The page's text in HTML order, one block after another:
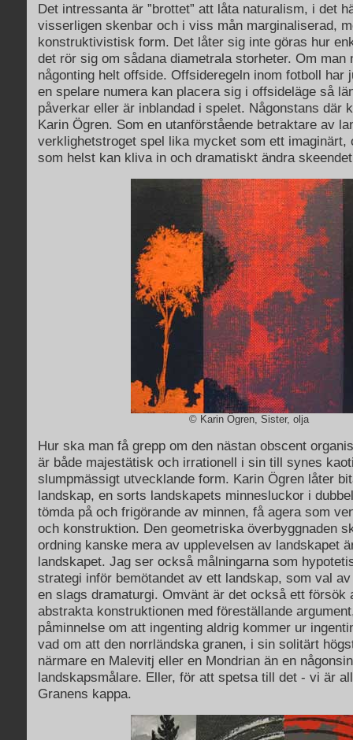
Det intressanta är ”brottet” att låta naturalism, i det
visserligen skenbar och i viss mån marginaliserad,
konstruktivistisk form. Det låter sig inte göras hur
det rör sig om sådana diametrala storheter. Om man
någonting helt offside. Offsideregeln inom fotboll har
en spelare numera kan placera sig i offsideläge så
påverkar eller är inblandad i spelet. Någonstans där
Karin Ögren. Som en utanförstående betraktare av
verklighetstroget spel lika mycket som ett imaginärt,
som helst kan kliva in och dramatiskt ändra
© Karin Ögren, Sister, olja
Hur ska man få grepp om den nästan obscent
är både majestätisk och irrationell i sin till synes
slumpmässigt utvecklande form. Karin Ögren låter
landskap, en sorts landskapets minnesluckor i
tömda på och frigörande av minnen, få agera som
och konstruktion. Den geometriska överbyggnaden
ordning kanske mera av upplevelsen av landskapet
landskapet. Jag ser också målningarna som
strategi inför bemötandet av ett landskap, som val
en slags dramaturgi. Omvänt är det också ett försök
abstrakta konstruktionen med föreställande
påminnelse om att ingenting aldrig kommer ur
vad om att den norrländska granen, i sin solitärt
närmare en Malevitj eller en Mondrian än en
landskapsmålare. Eller, för att spetsa till det - vi är
Granens kappa.